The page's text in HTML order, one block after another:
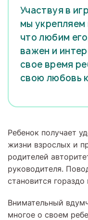
Участвуя в
мы укрепляем
что любим
важен и
свое время
свою любовь
Ребенок получает
жизни взрослых и
родителей
руководителя.
становится
Внимательный
многое о своем